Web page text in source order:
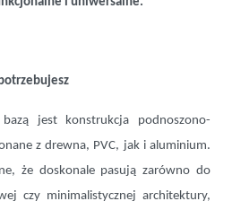
jest konstrukcja podnoszono-
z drewna, PVC, jak i aluminium.
że doskonale pasują zarówno do
czy minimalistycznej architektury,